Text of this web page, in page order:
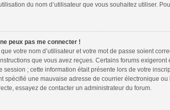
du nom d’utilisateur que vous souhaitez utiliser.
peux pas me connecter !
votre nom d’utilisateur et votre mot de passe soient
que vous avez reçues. Certains forums
session ; cette information était présente lors de votre
spécifié une mauvaise adresse de courrier électronique
essayez de contacter un administrateur du forum.